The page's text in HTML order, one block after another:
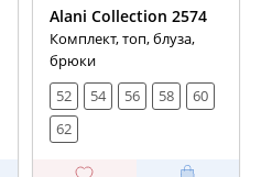
Alani Collection 2574
Комплект, топ, блуза,
брюки
52
54 56 58
60
62